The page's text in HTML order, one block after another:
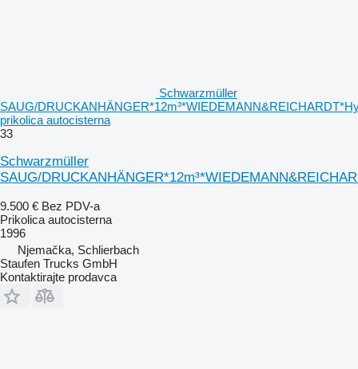
Schwarzmüller
SAUG/
prikolica autocisterna
33
Schwarzmüller
SAUG/
9.500 € Bez PDV-a
Prikolica autocisterna
1996
Njemačka, Schlierbach
Staufen Trucks GmbH
Kontaktirajte prodavca